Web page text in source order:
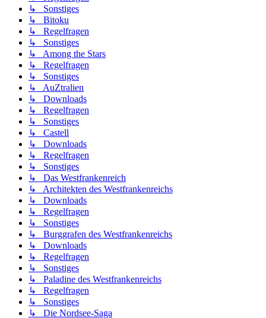
↳ Sonstiges
↳ Bitoku
↳ Regelfragen
↳ Sonstiges
↳ Among the Stars
↳ Regelfragen
↳ Sonstiges
↳ AuZtralien
↳ Downloads
↳ Regelfragen
↳ Sonstiges
↳ Castell
↳ Downloads
↳ Regelfragen
↳ Sonstiges
↳ Das Westfrankenreich
↳ Architekten des Westfrankenreichs
↳ Downloads
↳ Regelfragen
↳ Sonstiges
↳ Burggrafen des Westfrankenreichs
↳ Downloads
↳ Regelfragen
↳ Sonstiges
↳ Paladine des Westfrankenreichs
↳ Regelfragen
↳ Sonstiges
↳ Die Nordsee-Saga